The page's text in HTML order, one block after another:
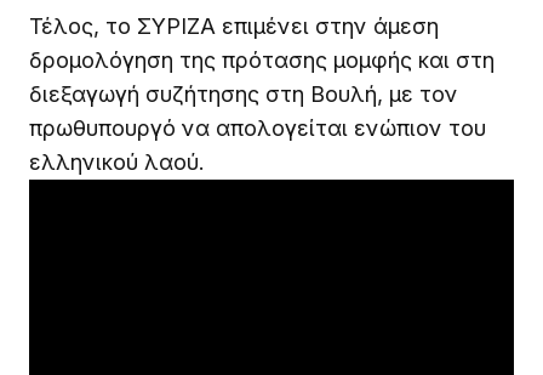
Τέλος, το ΣΥΡΙΖΑ επιμένει στην άμεση
δρομολόγηση της πρότασης μομφής και στη
διεξαγωγή συζήτησης στη Βουλή, με τον
πρωθυπουργό να απολογείται ενώπιον του
ελληνικού λαού.